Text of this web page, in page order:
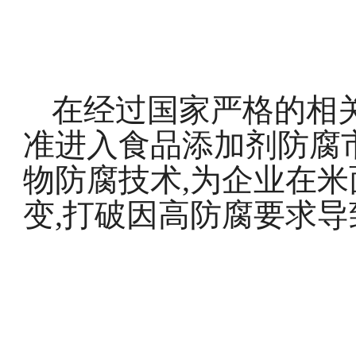
在经过国家严格的相
准进入食品添加剂防腐
物防腐技术,为企业在
变,打破因高防腐要求